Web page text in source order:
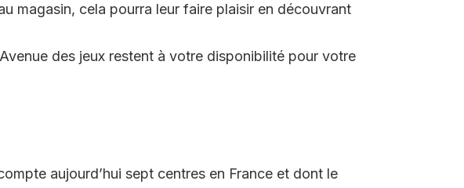
magasin, cela pourra leur faire plaisir en découvrant
des jeux restent à votre disponibilité pour votre
aujourd’hui sept centres en France et dont le